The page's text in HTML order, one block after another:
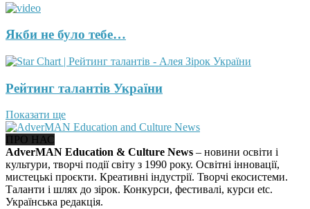
Якби не було тебе…
Рейтинг талантів України
Показати ще
ПРО НАС
AdverMAN Education & Culture News – новини освіти і
культури, творчі події світу з 1990 року. Освітні інновації,
мистецькі проєкти. Креативні індустрії. Творчі екосистеми.
Таланти і шлях до зірок. Конкурси, фестивалі, курси etc.
Українська редакція.